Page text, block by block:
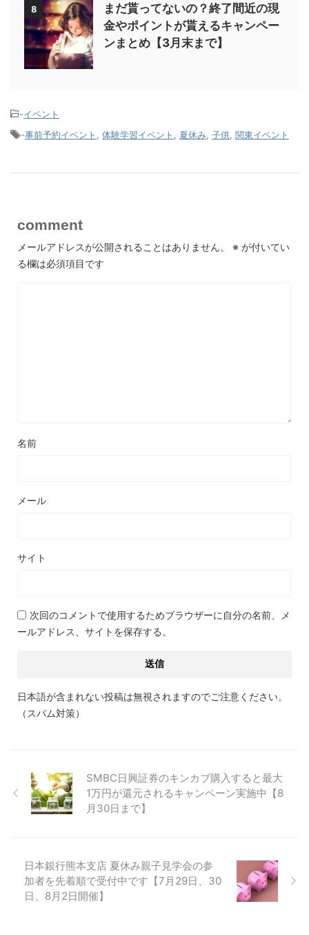
8
まだ貰ってないの？終了間近の現
金やポイントが貰えるキャンペー
ンまとめ【3月末まで】
-イベント
-事前予約イベント 体験学習イベント 夏休み 子供 関東イベント
comment
メールアドレスが公開されることはありません。 ※ が付いてい
る欄は必須項目です
名前
メール
サイト
次回のコメントで使用するためブラウザーに自分の名前、メ
ールアドレス、サイトを保存する。
日本語が含まれない投稿は無視されますのでご注意ください。
（スパム対策）
SMBC日興証券のキンカブ購入すると最大
1万円が還元されるキャンペーン実施中【8
月30日まで】
日本銀行熊本支店 夏休み親子見学会の参
加者を先着順で受付中です【7月29日、30
日、8月2日開催】